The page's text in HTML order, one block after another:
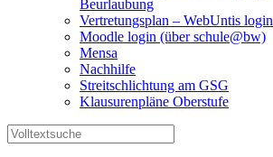
Beurlaubung
Vertretungsplan – WebUntis login
Moodle login (über schule@bw)
Mensa
Nachhilfe
Streitschlichtung am GSG
Klausurenpläne Oberstufe